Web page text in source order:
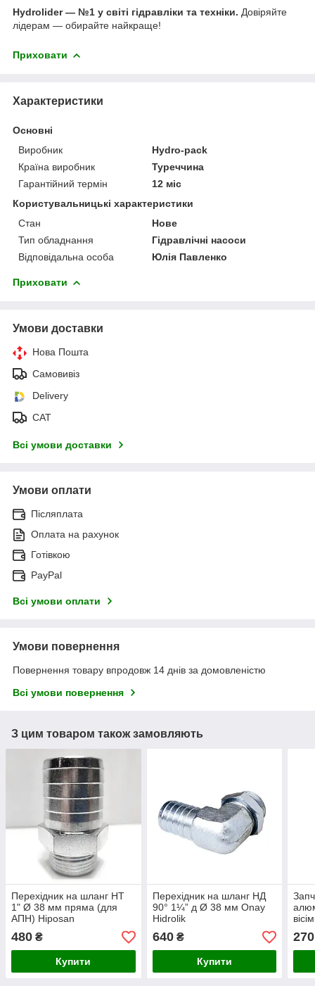
Hydrolider — №1 у світі гідравліки та техніки. Довіряйте
лідерам — обирайте найкраще!
Приховати
Характеристики
Основні
Виробник
Hydro-pack
Країна виробник
Туреччина
Гарантійний термін
12 міс
Користувальницькі характеристики
Стан
Нове
Тип обладнання
Гідравлічні насоси
Відповідальна особа
Юлія Павленко
Приховати
Умови доставки
Нова Пошта
Самовивіз
Delivery
САТ
Всі умови доставки
Умови оплати
Післяплата
Оплата на рахунок
Готівкою
PayPal
Всі умови оплати
Умови повернення
Повернення товару впродовж 14 днів за домовленістю
Всі умови повернення
З цим товаром також замовляють
Перехідник на шланг НТ
1" Ø 38 мм пряма (для
АПН) Hiposan
480 ₴
Купити
Перехідник на шланг НД
90° 1¼” д Ø 38 мм Onay
Hidrolik
640₴
Купити
270